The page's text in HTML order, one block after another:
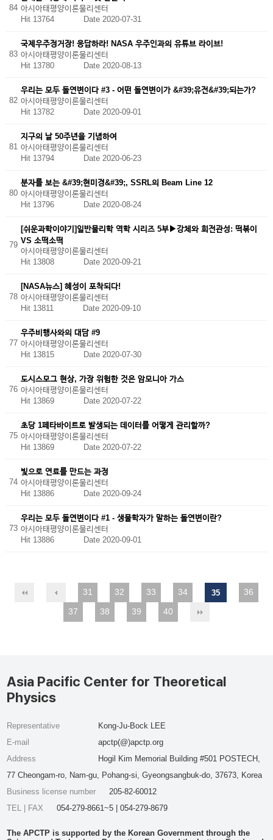
84 아시아태평양이론물리센터
Hit 13764 Date 2020-07-31
83
국제우주정거장! 응답하라! NASA 우주인과의 유튜브 라이브!
아시아태평양이론물리센터
Hit 13780 Date 2020-08-13
82
우리는 모두 돌연변이다 #3 - 어떤 돌연변이가 &#39;유전&#39;되는가?
아시아태평양이론물리센터
Hit 13782 Date 2020-09-01
81
지구의 날 50주년을 기념하여
아시아태평양이론물리센터
Hit 13794 Date 2020-06-23
80
분자를 보는 &#39;현미경&#39;, SSRL의 Beam Line 12
아시아태평양이론물리센터
Hit 13796 Date 2020-08-24
79
[쉬운과학이야기]일반물리학 역학 시리즈 5부▶강체와 회전관성: 떡볶이
VS 소떡소떡
아시아태평양이론물리센터
Hit 13808
Date 2020-09-21
78
[NASA뉴스] 혜성이 포착되다!
아시아태평양이론물리센터
Hit 13811 Date 2020-09-10
77
우주비행사와의 대담 #9
아시아태평양이론물리센터
Hit 13815 Date 2020-07-30
76
도시스모그 현상, 가장 위험한 것은 암모니아 가스
아시아태평양이론물리센터
Hit 13869 Date 2020-07-22
75
초당 1페타바이트로 발생되는 데이터를 어떻게 관리할까?
아시아태평양이론물리센터
Hit 13869 Date 2020-07-22
74
빛으로 연료를 만드는 과정
아시아태평양이론물리센터
Hit 13886 Date 2020-09-24
73
우리는 모두 돌연변이다 #1 - 생물학자가 말하는 돌연변이란?
아시아태평양이론물리센터
Hit 13886 Date 2020-09-01
31 32 33 34 35
36
37
38 39 40
Asia Pacific Center for Theoretical
Physics
Representative
Kong-Ju-Bock LEE
E-mail
apctp(@)apctp.org
Address
Hogil Kim Memorial Building #501 POSTECH,
77 Cheongam-ro, Nam-gu, Pohang-si, Gyeongsangbuk-do, 37673, Korea
Business license number
205-82-60012
TEL | FAX
054-279-8661~5 | 054-279-8679
The APCTP is supported by the Korean Government through the